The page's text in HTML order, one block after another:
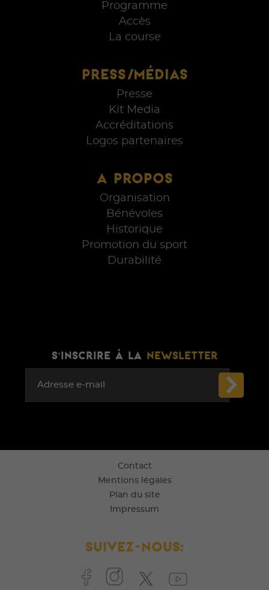
Programme
Accès
La course
PRESS/MÉDIAS
Presse
Kit Media
Accréditations
Logos partenaires
A PROPOS
Organisation
Bénévoles
Historique
Promotion du sport
Durabilité
S'INSCRIRE À LA NEWSLETTER
Adresse e-mail
Contact
Mentions légales
Plan du site
Impressum
Suivez-nous: